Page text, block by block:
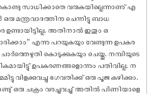
സാധിക്കാതെ വരുകയില്ലെന്നാണു് എ
മന്ത്രവാദത്തിനു ചെന്നിട്ടു ബാധ
അതിനാൽ ഇതും ഒ
എന്നു പറയുകയും വേണ്ടുന്ന ഉപകര
കൊടുക്കുകയും ചെയ്തു. നമ്പിയുടെ
ഉപകരണങ്ങളൊന്നും പതിവില്ല. ന
വിളക്കുവച്ചു ഭഗവതിക്കു് ഒരു പൂജ കഴിക്കും.
ഒരു ചക്രം വരച്ചുവച്ചു് അതിൽ പിണിയാളെ